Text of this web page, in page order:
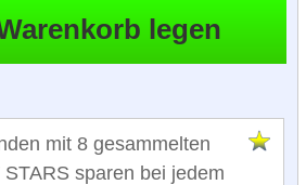
mit 8 gesammelten
sparen bei jedem